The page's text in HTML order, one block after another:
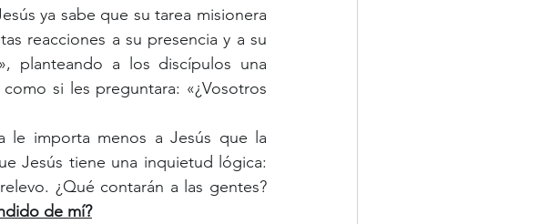
ya sabe que su tarea misionera
reacciones a su presencia y a su
planteando a los discípulos una
si les preguntara: «¿Vosotros
Jesús tiene una inquietud lógica:
¿Qué contarán a las gentes?
de mí?